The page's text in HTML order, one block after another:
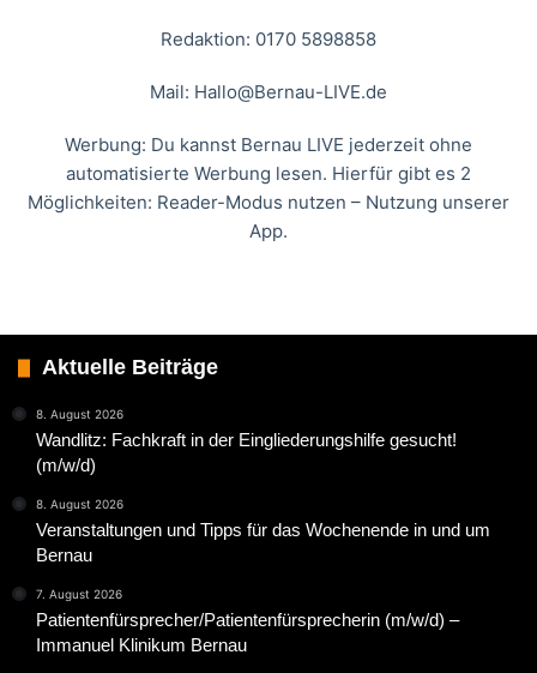
Redaktion: 0170 5898858
Mail: Hallo@Bernau-LIVE.de
Werbung: Du kannst Bernau LIVE jederzeit ohne
automatisierte Werbung lesen. Hierfür gibt es 2
Möglichkeiten: Reader-Modus nutzen – Nutzung unserer
App.
Aktuelle Beiträge
8. August 2026
Wandlitz: Fachkraft in der Eingliederungshilfe gesucht!
(m/w/d)
8. August 2026
Veranstaltungen und Tipps für das Wochenende in und um
Bernau
7. August 2026
Patientenfürsprecher/Patientenfürsprecherin (m/w/d) –
Immanuel Klinikum Bernau